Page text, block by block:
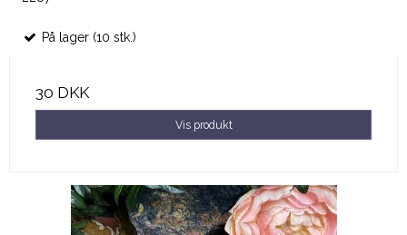
På lager (10 stk.)
30 DKK
Vis produkt